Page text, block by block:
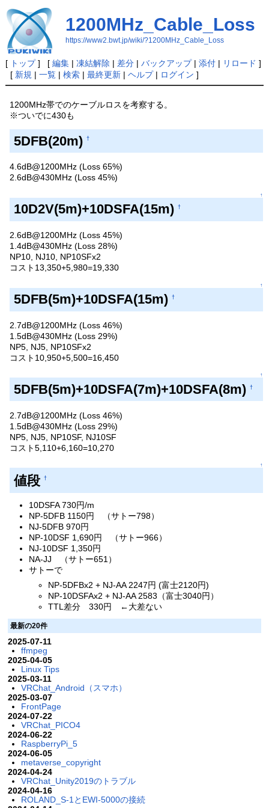
1200MHz_Cable_Loss
https://www2.bwt.jp/wiki/?1200MHz_Cable_Loss
[ トップ] [ 編集| 凍結解除 | 差分| バックアップ| 添付| リロード ]
[ 新規 | 一覧| 検索| 最終更新| ヘルプ| ログイン ]
1200MHz帯でのケーブルロスを考察する。
※ついでに430も
5DFB(20m) †
4.6dB@1200MHz (Loss 65%)
2.6dB@430MHz (Loss 45%)
↑
10D2V(5m)+10DSFA(15m) †
2.6dB@1200MHz (Loss 45%)
1.4dB@430MHz (Loss 28%)
NP10, NJ10, NP10SFx2
コスト13,350+5,980=19,330
↑
5DFB(5m)+10DSFA(15m) †
2.7dB@1200MHz (Loss 46%)
1.5dB@430MHz (Loss 29%)
NP5, NJ5, NP10SFx2
コスト10,950+5,500=16,450
↑
5DFB(5m)+10DSFA(7m)+10DSFA(8m) †
2.7dB@1200MHz (Loss 46%)
1.5dB@430MHz (Loss 29%)
NP5, NJ5, NP10SF, NJ10SF
コスト5,110+6,160=10,270
↑
値段 †
10DSFA 730円/m
NP-5DFB 1150円 （サトー798）
NJ-5DFB 970円
NP-10DSF 1,690円 （サトー966）
NJ-10DSF 1,350円
NA-JJ （サトー651）
サトーで
NP-5DFBx2 + NJ-AA 2247円 (富士2120円)
NP-10DSFAx2 + NJ-AA 2583（富士3040円）
TTL差分 330円 ←大差ない
最新の20件
2025-07-11
ffmpeg
2025-04-05
Linux Tips
2025-03-11
VRChat_Android（スマホ）
2025-03-07
FrontPage
2024-07-22
VRChat_PICO4
2024-06-22
RaspberryPi_5
2024-06-05
metaverse_copyright
2024-04-24
VRChat_Unity2019のトラブル
2024-04-16
ROLAND_S-1とEWI-5000の接続